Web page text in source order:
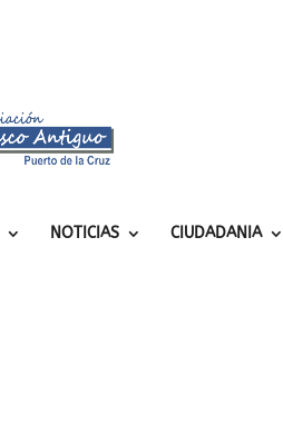
NOTICIAS CIUDADANIA